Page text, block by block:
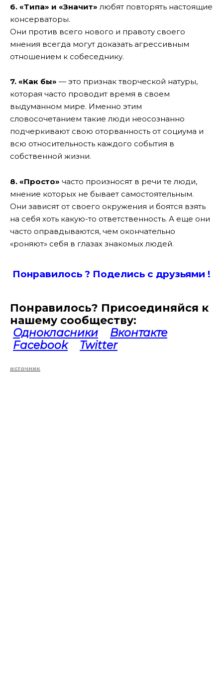
6. «Типа» и «Значит» любят повторять настоящие
консерваторы.
Они против всего нового и правоту своего
мнения всегда могут доказать агрессивным
отношением к собеседнику.
7. «Как бы» — это признак творческой натуры,
которая часто проводит время в своем
выдуманном мире. Именно этим
словосочетанием такие люди неосознанно
подчеркивают свою оторванность от социума и
всю относительность каждого события в
собственной жизни.
8. «Просто» часто произносят в речи те люди,
мнение которых не бывает самостоятельным.
Они зависят от своего окружения и боятся взять
на себя хоть какую-то ответственность. А еще они
часто оправдываются, чем окончательно
«роняют» себя в глазах знакомых людей.
Понравилось ? Поделись с друзьями !
Понравилось? Присоединяйся к
нашему сообществу:
Однокласники
Вконтакте
Facebook
Twitter
источник